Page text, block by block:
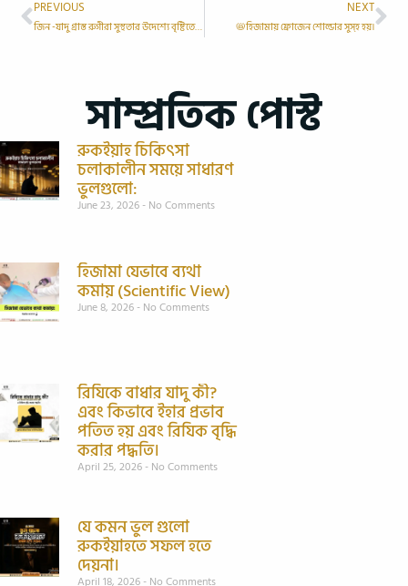
PREVIOUS
জিন -যাদু গ্রাস্ত রুগীরা সুস্থতার উদেশ‍্যে বৃষ্টিতে ভিজুন!
NEXT
📛হিজামায় ফ্রোজেন শোল্ডার সুস্হ হয়।
সাম্প্রতিক পোস্ট
রুকইয়াহ চিকিৎসা
চলাকালীন সময়ে সাধারণ
ভুলগুলো:
June 23, 2026 No Comments
হিজামা যেভাবে ব্যথা
কমায় (Scientific View)
June 8, 2026 No Comments
রিযিকে বাধার যাদু কী?
এবং কিভাবে ইহার প্রভাব
পতিত হয় এবং রিযিক বৃদ্ধি
করার পদ্ধতি।
April 25, 2026 No Comments
যে কমন ভুল গুলো
রুকইয়াহতে সফল হতে
দেয়না।
April 18, 2026 No Comments